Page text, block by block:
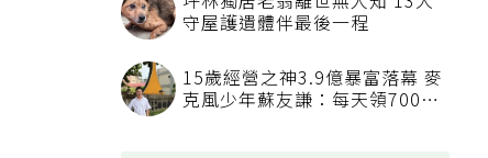
坪林獨居老翁離世無人知 13犬
15歲經營之神3.9億暴富落幕 麥